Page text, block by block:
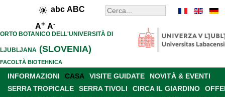
abc ABC
A+ A-
ORTO BOTANICO DELL'UNIVERSITÀ DI
LJUBLJANA (SLOVENIA)
FACOLTÀ BIOTEHNICA
INFORMAZIONI CASA VISITE GUIDATE
NOVITÀ & EVENTI
SERRA TROPICALE
SERRA TIVOLI CIRCA IL GIARDINO